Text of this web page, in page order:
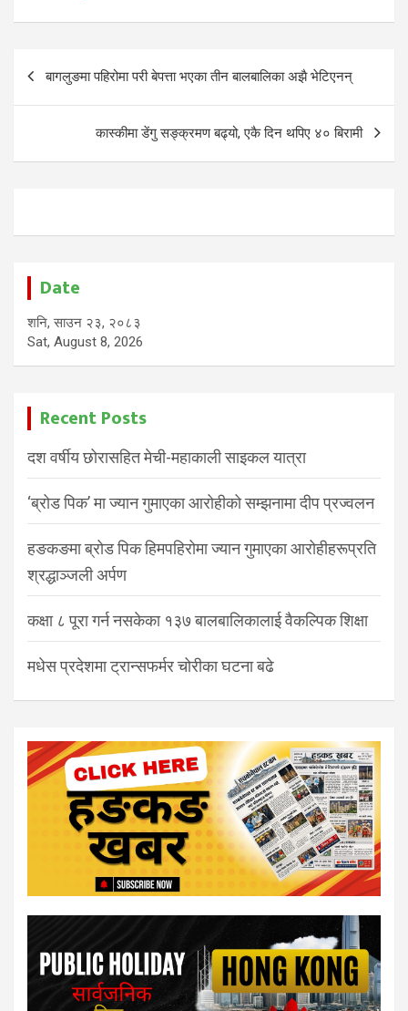
Post
navigation
बागलुङमा पहिरोमा परी बेपत्ता भएका तीन बालबालिका अझै भेटिएनन्
कास्कीमा डेंगु सङ्क्रमण बढ्यो, एकै दिन थपिए ४० बिरामी
Date
शनि, साउन २३, २०८३
Sat, August 8, 2026
Recent Posts
दश वर्षीय छोरासहित मेची-महाकाली साइकल यात्रा
‘ब्रोड पिक’ मा ज्यान गुमाएका आरोहीको सम्झनामा दीप प्रज्वलन
हङकङमा ब्रोड पिक हिमपहिरोमा ज्यान गुमाएका आरोहीहरूप्रति
श्रद्धाञ्जली अर्पण
कक्षा ८ पूरा गर्न नसकेका १३७ बालबालिकालाई वैकल्पिक शिक्षा
मधेस प्रदेशमा ट्रान्सफर्मर चोरीका घटना बढे